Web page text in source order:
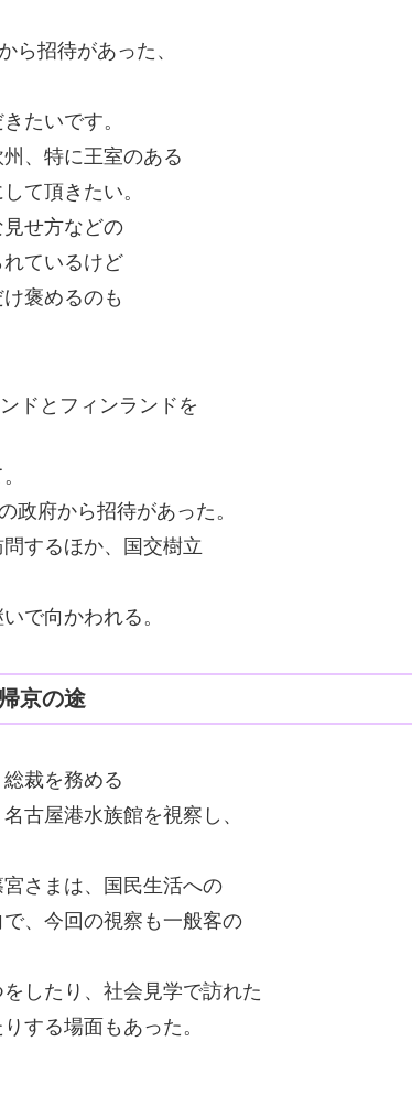
ら招待があった、
たいです。
、特に王室のある
て頂きたい。
せ方などの
ているけど
褒めるのも
ドとフィンランドを
政府から招待があった。
するほか、国交樹立
で向かわれる。
京の途
裁を務める
古屋港水族館を視察し、
さまは、国民生活への
、今回の視察も一般客の
したり、社会見学で訪れた
する場面もあった。